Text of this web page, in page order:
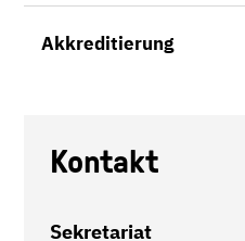
Akkreditierung
Kontakt
Sekretariat